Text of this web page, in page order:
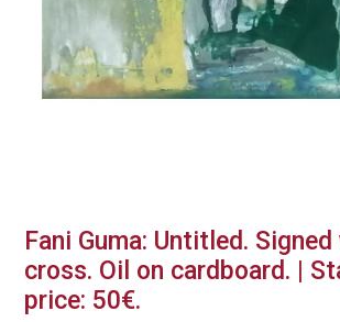
Fani Guma: Untitled.
cross. Oil on cardboard. |
price: 50€.